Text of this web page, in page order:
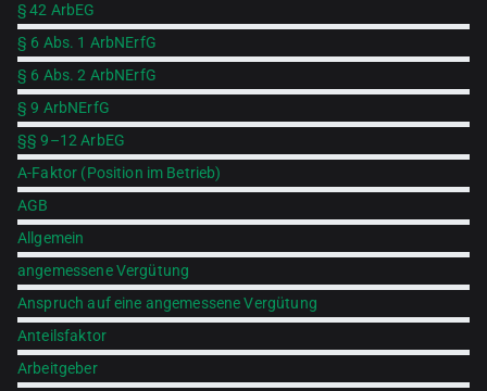
§ 42 ArbEG
§ 6 Abs. 1 ArbNErfG
§ 6 Abs. 2 ArbNErfG
§ 9 ArbNErfG
§§ 9–12 ArbEG
A-Faktor (Position im Betrieb)
AGB
Allgemein
angemessene Vergütung
Anspruch auf eine angemessene Vergütung
Anteilsfaktor
Arbeitgeber